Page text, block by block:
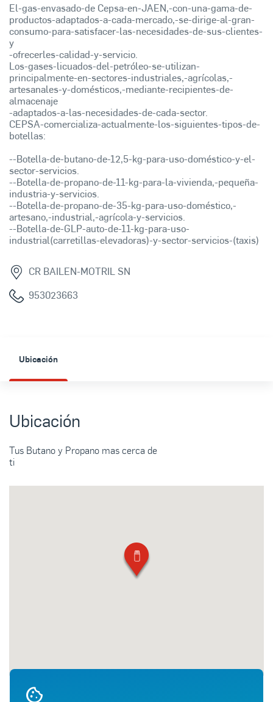
El-gas-envasado-de Cepsa-en-JAEN,-con-una-gama-de-
productos-adaptados-a-cada-mercado,-se-dirige-al-gran-
consumo-para-satisfacer-las-necesidades-de-sus-clientes-
y
-ofrecerles-calidad-y-servicio.
Los-gases-licuados-del-petróleo-se-utilizan-
principalmente-en-sectores-industriales,-agrícolas,-
artesanales-y-domésticos,-mediante-recipientes-de-
almacenaje
-adaptados-a-las-necesidades-de-cada-sector.
CEPSA-comercializa-actualmente-los-siguientes-tipos-de-
botellas:
--Botella-de-butano-de-12,5-kg-para-uso-doméstico-y-el-
sector-servicios.
--Botella-de-propano-de-11-kg-para-la-vivienda,-pequeña-
industria-y-servicios.
--Botella-de-propano-de-35-kg-para-uso-doméstico,-
artesano,-industrial,-agrícola-y-servicios.
--Botella-de-GLP-auto-de-11-kg-para-uso-
industrial(carretillas-elevadoras)-y-sector-servicios-(taxis)
CR BAILEN-MOTRIL SN
953023663
Ubicación
Ubicación
Tus Butano y Propano mas cerca de
ti